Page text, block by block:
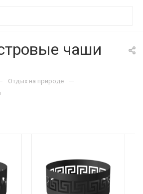
чаши
Отдых на природе —